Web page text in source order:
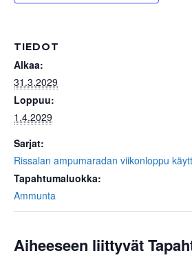
TIEDOT
Alkaa:
31.3.2029
Loppuu:
1.4.2029
Sarjat:
Rissalan ampumaradan viikonloppu
Tapahtumaluokka:
Ammunta
Aiheeseen liittyvät